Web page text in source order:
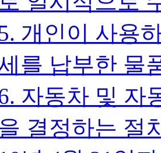
개인이 사용
를 납부한 물
자동차 및 자
결정하는 절